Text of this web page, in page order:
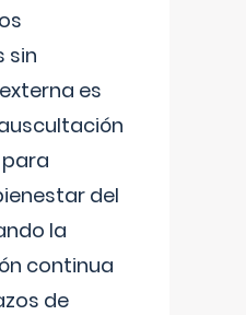
sin
es
del
la
continua
de